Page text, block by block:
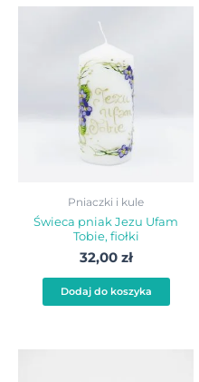
Pniaczki i kule
Świeca pniak Jezu Ufam
Tobie, fiołki
32,00 zł
Dodaj do koszyka